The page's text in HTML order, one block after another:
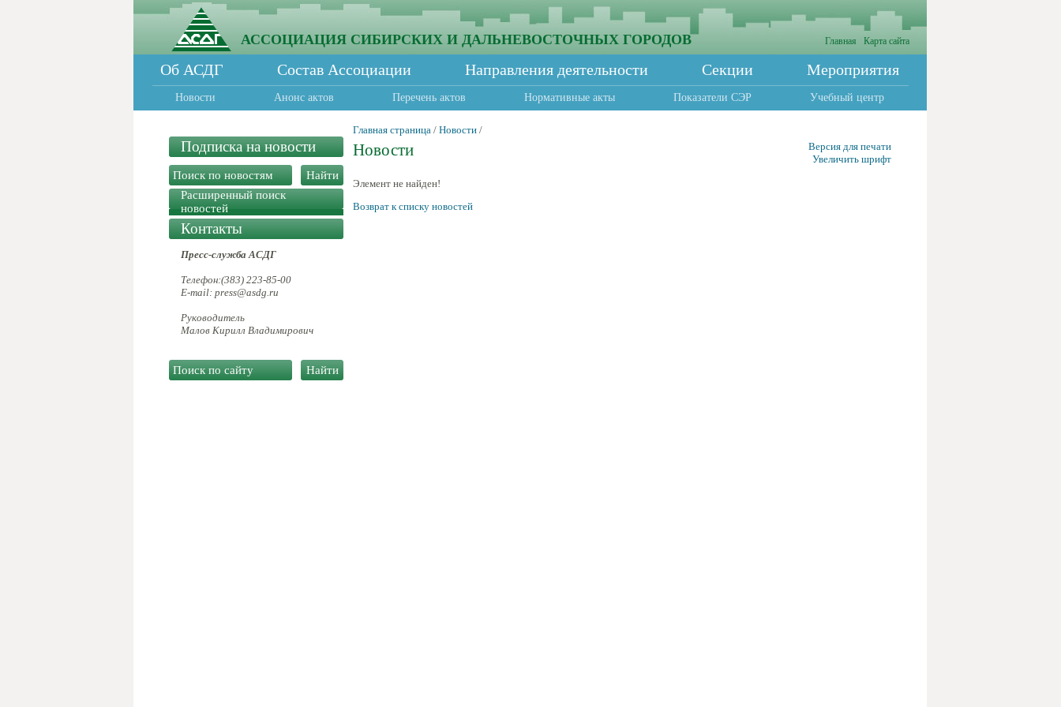
АССОЦИАЦИЯ СИБИРСКИХ И ДАЛЬНЕВОСТОЧНЫХ ГОРОДОВ Главная Карта сайта
Об АСДГ Состав Ассоциации Направления деятельности Секции Мероприятия
Новости Анонс актов Перечень актов Нормативные акты Показатели СЭР Учебный центр
Подписка на новости
Расширенный поиск
новостей
Контакты
Пресс-служба АСДГ
Телефон:(383) 223-85-00
E-mail: press@asdg.ru
Руководитель
Малов Кирилл Владимирович
Главная страница / Новости /
Новости
Версия для печати
Увеличить шрифт
Элемент не найден!
Возврат к списку новостей